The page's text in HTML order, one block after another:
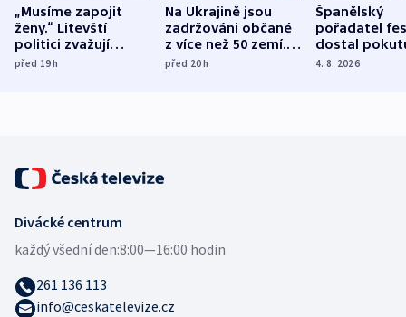
„Musíme zapojit
ženy.“ Litevští
politici zvažují
dohodu o
před 19h
Na Ukrajině jsou
zadržováni občané
z více než 50 zemí.
Bojovali na straně
před 20h
Španělský
pořadatel
dostal
nekalé
4. 8. 2026
Divácké centrum
každý všední den:8:00—16:00 hodin
261 136 113
info@ceskatelevize.cz